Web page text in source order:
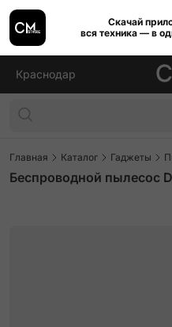
Скачай
вся техника — в
Краснодар
Главная Каталог Гаджеты
Беспроводной пылесос